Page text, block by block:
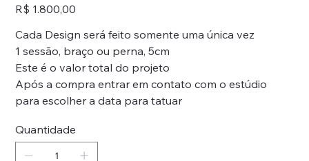
Preço
R$ 1.800,00
Cada Design será feito somente uma única vez
1 sessão, braço ou perna, 5cm
Este é o valor total do projeto
Após a compra entrar em contato com o estúdio
para escolher a data para tatuar
Quantidade